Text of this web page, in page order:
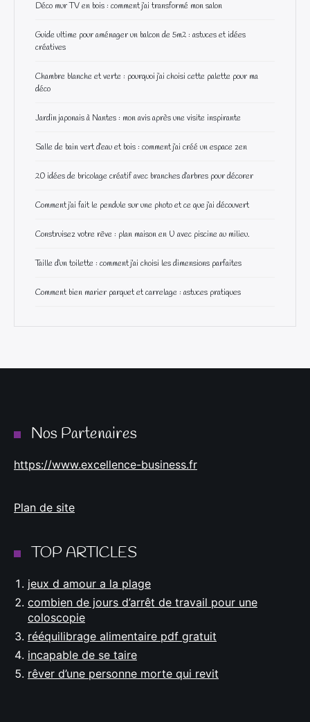
Déco mur TV en bois : comment j’ai transformé mon salon
Guide ultime pour aménager un balcon de 5m2 : astuces et idées
créatives
Chambre blanche et verte : pourquoi j’ai choisi cette palette pour ma
déco
Jardin japonais à Nantes : mon avis après une visite inspirante
Salle de bain vert d’eau et bois : comment j’ai créé un espace zen
20 idées de bricolage créatif avec branches d’arbres pour décorer
Comment j’ai fait le pendule sur une photo et ce que j’ai découvert
Construisez votre rêve : plan maison en U avec piscine au milieu.
Taille d’un toilette : comment j’ai choisi les dimensions parfaites
Comment bien marier parquet et carrelage : astuces pratiques
Nos Partenaires
https://www.excellence-business.fr
Plan de site
TOP ARTICLES
jeux d amour a la plage
combien de jours d’arrêt de travail pour une
coloscopie
rééquilibrage alimentaire pdf gratuit
incapable de se taire
rêver d’une personne morte qui revit